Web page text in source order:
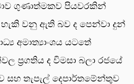
ගුණාත්මකව පියවරකින්
වනු ඇති බව ද පෙන්වා දුන්
අමාත්‍යාංශය යටතේ
ප්‍රගතිය ද විමසා බලා රජයේ
සහ තැපැල් දෙපාර්තමේන්තුව